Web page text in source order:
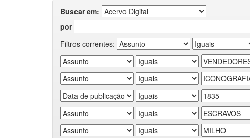
Buscar em:
por
Filtros correntes: